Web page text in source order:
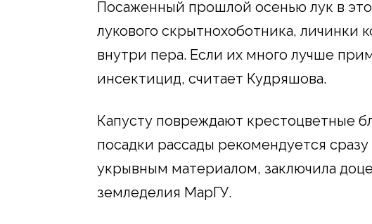
Посаженный прошлой осенью лук в
лукового скрытнохоботника, личинки
внутри пера. Если их много лучше
инсектицид, считает Кудряшова.
Капусту повреждают крестоцветные
посадки рассады рекомендуется
укрывным материалом, заключила
земледелия МарГУ.